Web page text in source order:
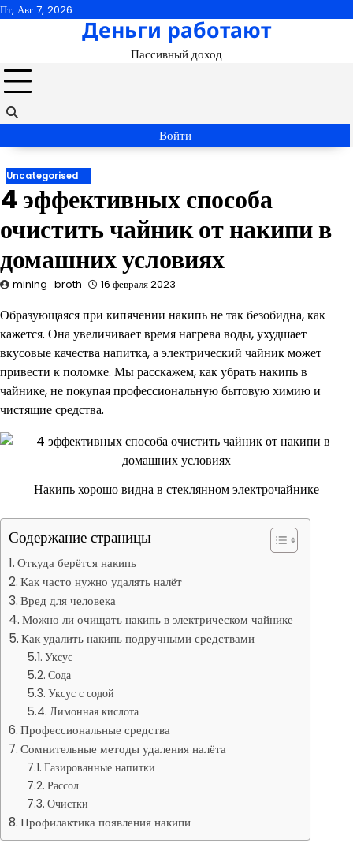
Перейти
Пт, Авг 7, 2026
Деньги работают
Пассивный доход
Войти
Uncategorised
4 эффективных способа
очистить чайник от накипи в
домашних условиях
mining_broth 16 февраля 2023
Образующаяся при кипячении накипь не так безобидна, как
кажется. Она увеличивает время нагрева воды, ухудшает
вкусовые качества напитка, а электрический чайник может
привести к поломке. Мы расскажем, как убрать накипь в
чайнике, не покупая профессиональную бытовую химию и
чистящие средства.
Накипь хорошо видна в стеклянном электрочайнике
Содержание страницы
Откуда берётся накипь
Как часто нужно удалять налёт
Вред для человека
Можно ли очищать накипь в электрическом чайнике
Как удалить накипь подручными средствами
Уксус
Сода
Уксус с содой
Лимонная кислота
Профессиональные средства
Сомнительные методы удаления налёта
Газированные напитки
Рассол
Очистки
Профилактика появления накипи